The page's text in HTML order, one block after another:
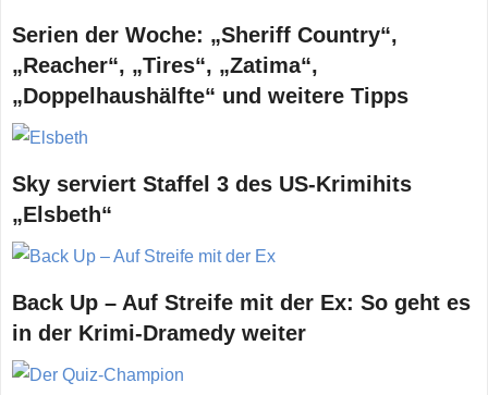
Serien der Woche: „Sheriff Country“,
„Reacher“, „Tires“, „Zatima“,
„Doppelhaushälfte“ und weitere Tipps
Sky serviert Staffel 3 des US-Krimihits
„Elsbeth“
Back Up – Auf Streife mit der Ex: So geht es
in der Krimi-Dramedy weiter